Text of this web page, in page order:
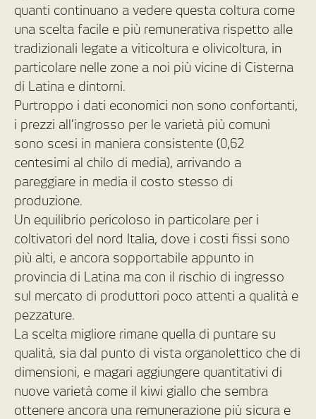
quanti continuano a vedere questa coltura come
una scelta facile e più remunerativa rispetto alle
tradizionali legate a viticoltura e olivicoltura, in
particolare nelle zone a noi più vicine di Cisterna
di Latina e dintorni.
Purtroppo i dati economici non sono confortanti,
i prezzi all’ingrosso per le varietà più comuni
sono scesi in maniera consistente (0,62
centesimi al chilo di media), arrivando a
pareggiare in media il costo stesso di
produzione.
Un equilibrio pericoloso in particolare per i
coltivatori del nord Italia, dove i costi fissi sono
più alti, e ancora sopportabile appunto in
provincia di Latina ma con il rischio di ingresso
sul mercato di produttori poco attenti a qualità e
pezzature.
La scelta migliore rimane quella di puntare su
qualità, sia dal punto di vista organolettico che di
dimensioni, e magari aggiungere quantitativi di
nuove varietà come il kiwi giallo che sembra
ottenere ancora una remunerazione più sicura e